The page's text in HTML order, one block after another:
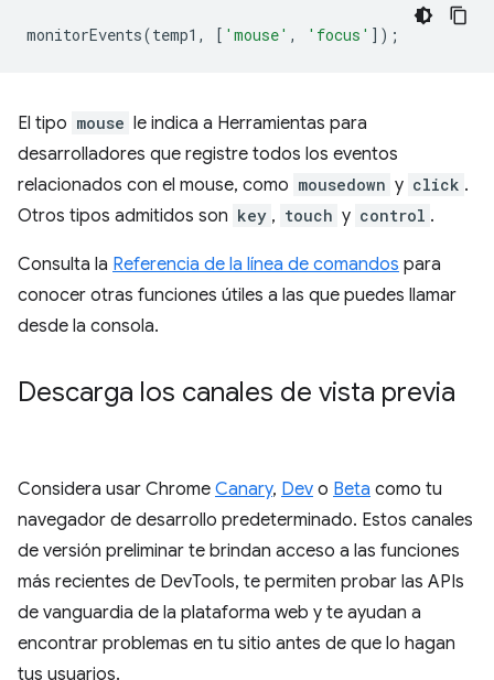
monitorEvents(temp1 , [ 'mouse' , 'focus' ]);
El tipo mouse le indica a Herramientas para
desarrolladores que registre todos los eventos
relacionados con el mouse, como mousedown y click .
Otros tipos admitidos son key , touch y control .
Consulta la Referencia de la línea de comandos para
conocer otras funciones útiles a las que puedes llamar
desde la consola.
Descarga los canales de vista previa
Considera usar Chrome Canary, Dev o Beta como tu
navegador de desarrollo predeterminado. Estos canales
de versión preliminar te brindan acceso a las funciones
más recientes de DevTools, te permiten probar las APIs
de vanguardia de la plataforma web y te ayudan a
encontrar problemas en tu sitio antes de que lo hagan
tus usuarios.